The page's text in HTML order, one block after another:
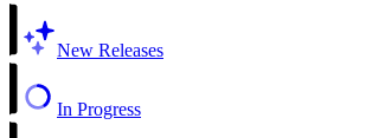
New Releases
In Progress